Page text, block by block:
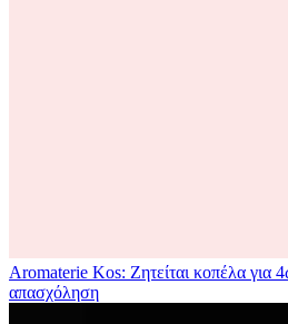
Aromaterie Kos: Ζητείται κοπέλα για
απασχόληση